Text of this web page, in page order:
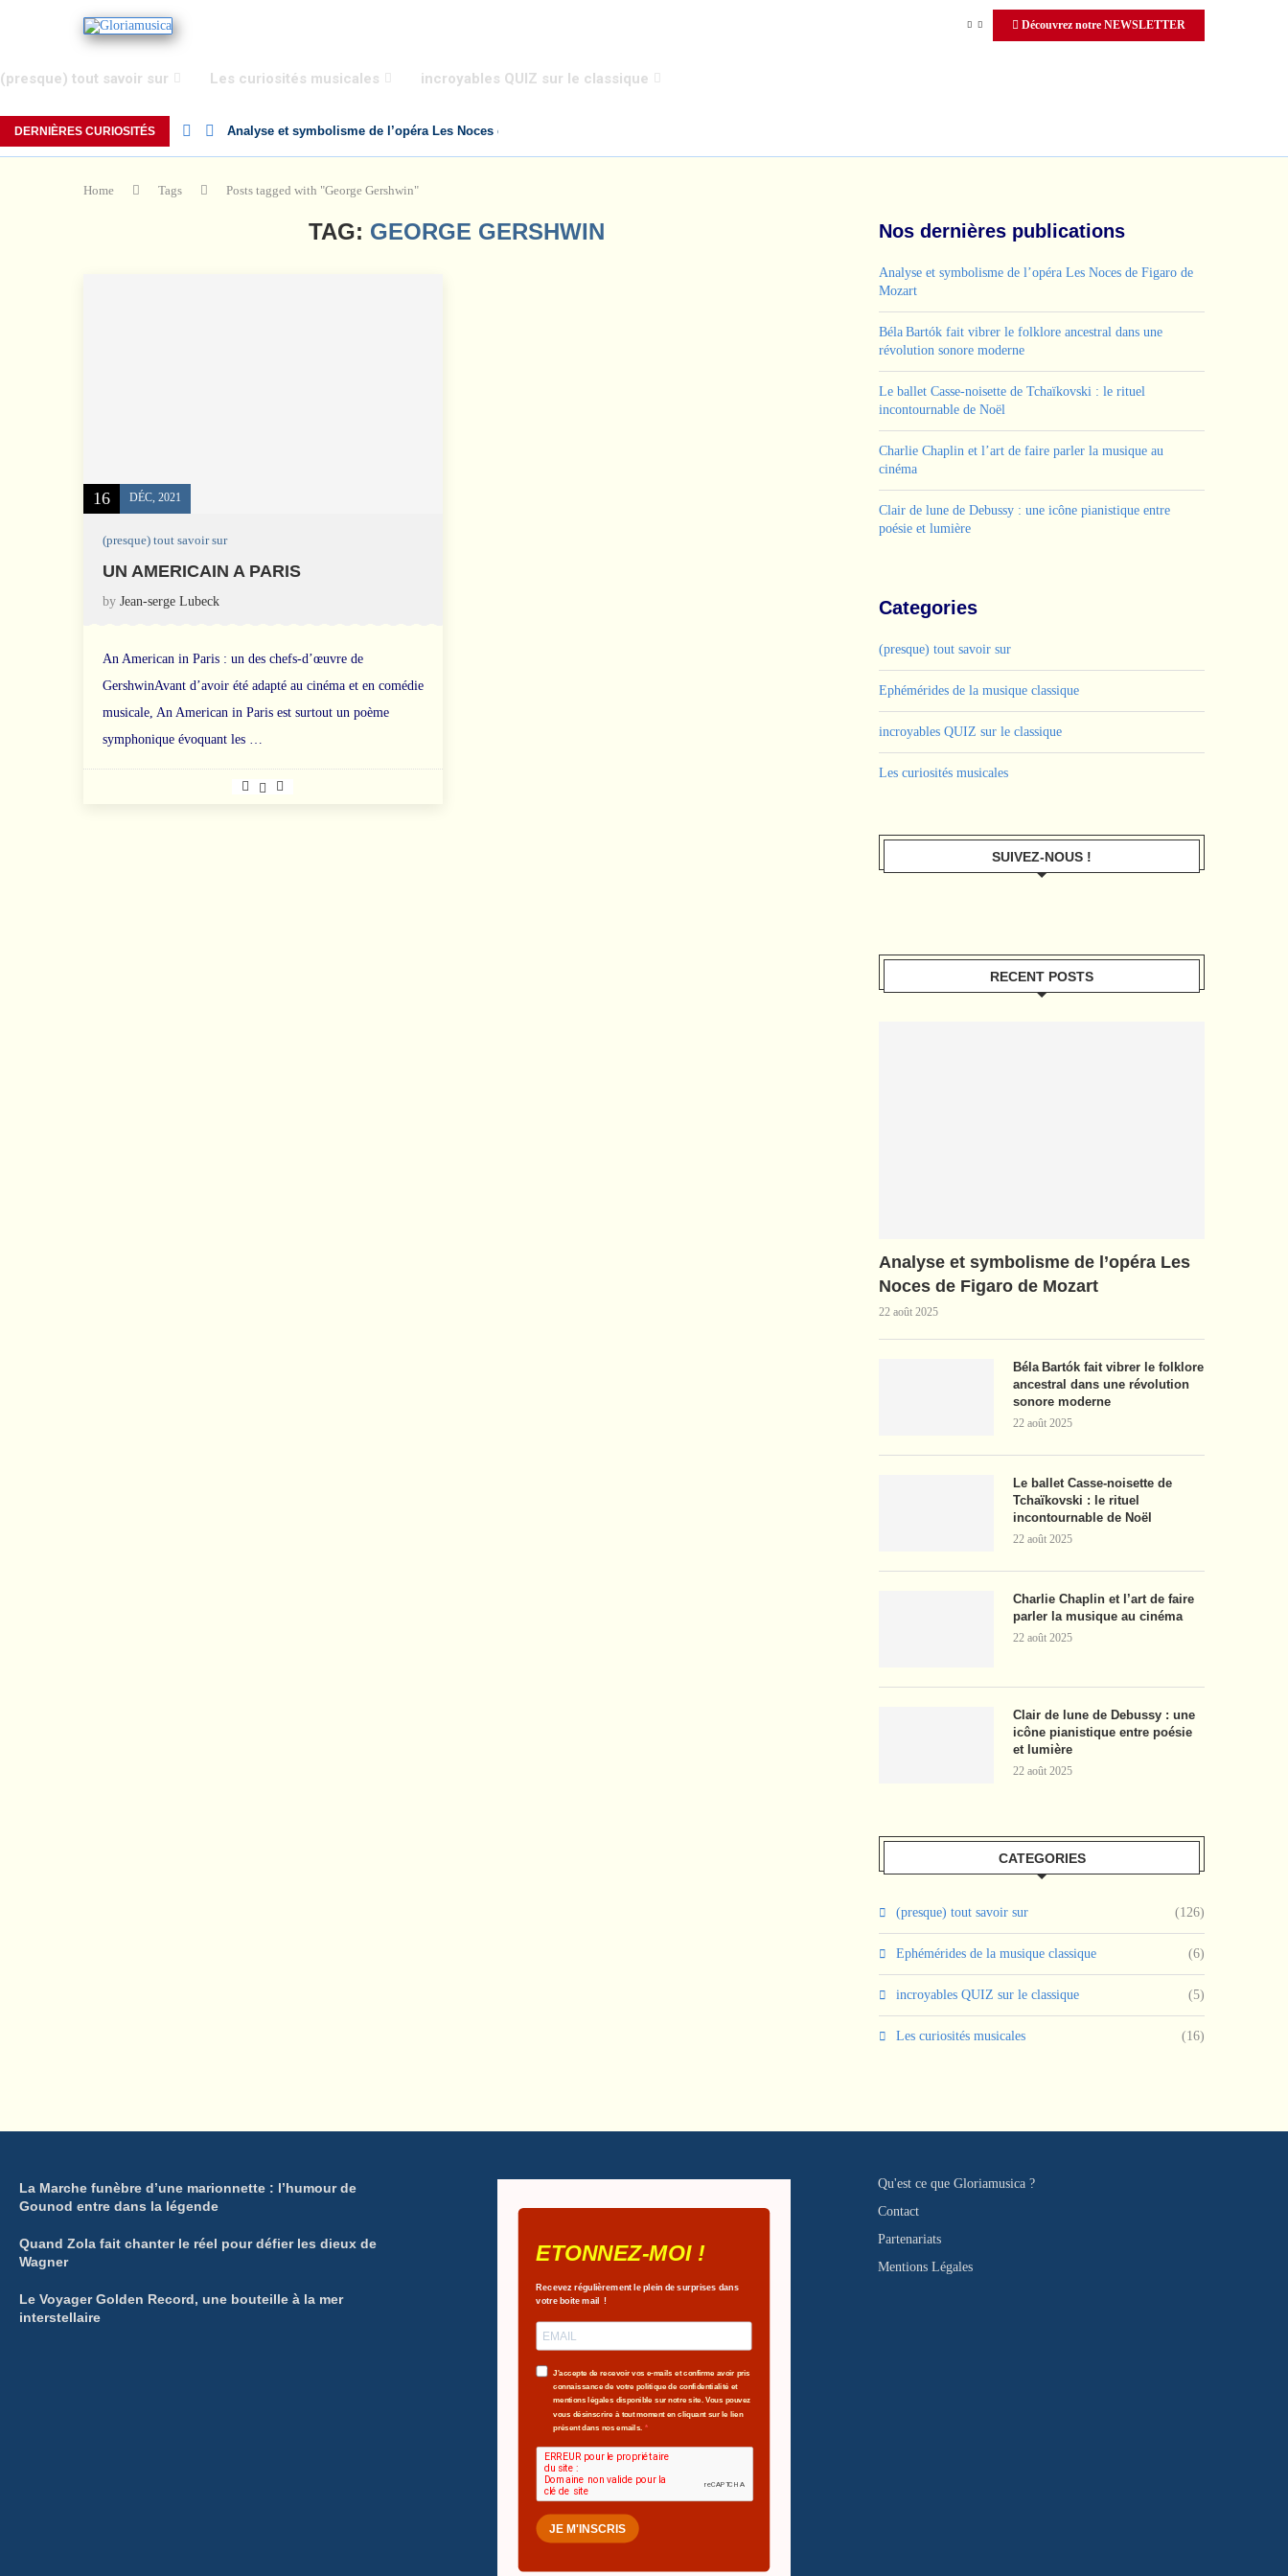
Découvrez notre NEWSLETTER
(presque) tout savoir sur Les curiosités musicales incroyables QUIZ sur le classique
DERNIÈRES CURIOSITÉS Analyse et symbolisme de l’opéra Les Noces de Figaro de Mozart
Home Tags Posts tagged with "George Gershwin"
TAG: GEORGE GERSHWIN
16 DÉC, 2021
(presque) tout savoir sur
UN AMERICAIN A PARIS
by Jean-serge Lubeck
An American in Paris : un des chefs-d’œuvre de
GershwinAvant d’avoir été adapté au cinéma et en comédie
musicale, An American in Paris est surtout un poème
symphonique évoquant les …
Nos dernières publications
Analyse et symbolisme de l’opéra Les Noces de Figaro de
Mozart
Béla Bartók fait vibrer le folklore ancestral dans une
révolution sonore moderne
Le ballet Casse-noisette de Tchaïkovski : le rituel
incontournable de Noël
Charlie Chaplin et l’art de faire parler la musique au
cinéma
Clair de lune de Debussy : une icône pianistique entre
poésie et lumière
Categories
(presque) tout savoir sur
Ephémérides de la musique classique
incroyables QUIZ sur le classique
Les curiosités musicales
SUIVEZ-NOUS !
RECENT POSTS
Analyse et symbolisme de l’opéra Les
Noces de Figaro de Mozart
22 août 2025
Béla Bartók fait vibrer le folklore
ancestral dans une révolution
sonore moderne
22 août 2025
Le ballet Casse-noisette de
Tchaïkovski : le rituel
incontournable de Noël
22 août 2025
Charlie Chaplin et l’art de faire
parler la musique au cinéma
22 août 2025
Clair de lune de Debussy : une
icône pianistique entre poésie
et lumière
22 août 2025
CATEGORIES
(presque) tout savoir sur (126)
Ephémérides de la musique classique (6)
incroyables QUIZ sur le classique (5)
Les curiosités musicales (16)
La Marche funèbre d’une marionnette : l’humour de
Gounod entre dans la légende
Quand Zola fait chanter le réel pour défier les dieux de
Wagner
Le Voyager Golden Record, une bouteille à la mer
interstellaire
Qu'est ce que Gloriamusica ?
Contact
Partenariats
Mentions Légales